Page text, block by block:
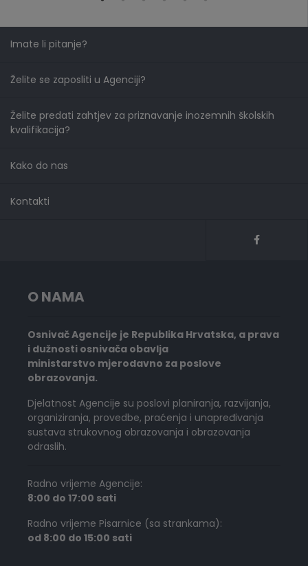
Imate li pitanje?
Želite se zaposliti u Agenciji?
Želite predati zahtjev za priznavanje inozemnih školskih
kvalifikacija?
Kako do nas
Kontakti
O NAMA
Osnivač Agencije je Republika Hrvatska, a prava
i dužnosti osnivača obavlja
ministarstvo mjerodavno za poslove
obrazovanja.
Djelatnost Agencije su poslovi planiranja, razvijanja,
organiziranja, provedbe, praćenja i unapređivanja
sustava strukovnog obrazovanja i obrazovanja
odraslih.
Radno vrijeme Agencije:
8:00 do 17:00 sati
Radno vrijeme Pisarnice (sa strankama):
od 8:00 do 15:00 sati